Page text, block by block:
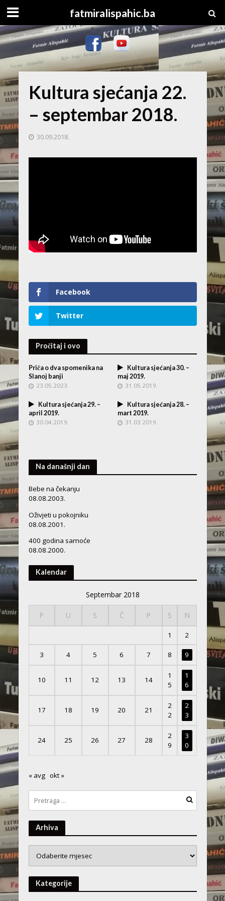
fatmiralispahic.ba
Kultura sjećanja 22.
– septembar 2018.
30.09.2018.
Facebook
Twitter
Pročitaj i ovo
Priča o dva spomenika na
Slanoj banji
23.05.2023.
Kultura sjećanja 30. –
maj 2019.
31.05.2019.
Kultura sjećanja 29. –
april 2019.
30.04.2019.
Kultura sjećanja 28. –
mart 2019.
31.03.2019.
Na današnji dan
Bebe na čekanju
08.08.2003.
Oživjeti u pokojniku
08.08.2001.
400 godina samoće
08.08.2000.
Kalendar
Septembar 2018
P U S Č P S N
1 2
3 4 5 6 7 8 9
10 11 12 13 14
1
5
1
6
17 18 19 20 21
2
2
2
3
24 25 26 27 28
2
9
3
0
« avg okt »
Arhiva
Kategorije